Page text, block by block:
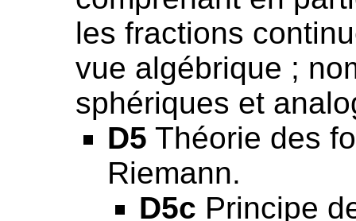
les fractions
vue algébrique ;
sphériques et
D5 Théorie des
Riemann.
D5c Principe